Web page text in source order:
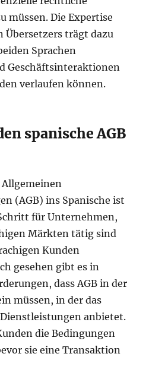
müssen. Die Expertise
Übersetzers trägt dazu
Sprachen
Geschäftsinteraktionen
verlaufen können.
spanische AGB
(AGB) ins Spanische ist
für Unternehmen,
Märkten tätig sind
Kunden
gesehen gibt es in
dass AGB in der
müssen, in der das
anbietet.
die Bedingungen
sie eine Transaktion